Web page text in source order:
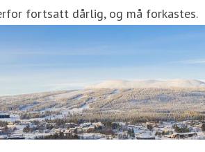
fortsatt dårlig, og må forkastes.